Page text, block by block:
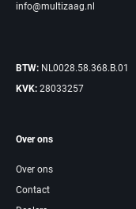
info@multizaag.nl
BTW: NL0028.58.368.B.01
KVK: 28033257
Over ons
Over ons
Contact